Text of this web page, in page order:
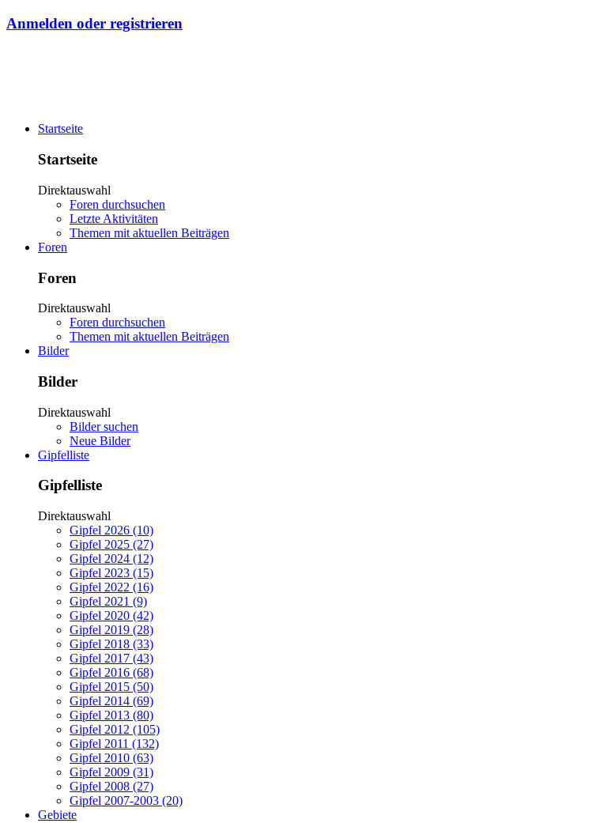
Anmelden oder registrieren
Startseite
Startseite
Direktauswahl
Foren durchsuchen
Letzte Aktivitäten
Themen mit aktuellen Beiträgen
Foren
Foren
Direktauswahl
Foren durchsuchen
Themen mit aktuellen Beiträgen
Bilder
Bilder
Direktauswahl
Bilder suchen
Neue Bilder
Gipfelliste
Gipfelliste
Direktauswahl
Gipfel 2026 (10)
Gipfel 2025 (27)
Gipfel 2024 (12)
Gipfel 2023 (15)
Gipfel 2022 (16)
Gipfel 2021 (9)
Gipfel 2020 (42)
Gipfel 2019 (28)
Gipfel 2018 (33)
Gipfel 2017 (43)
Gipfel 2016 (68)
Gipfel 2015 (50)
Gipfel 2014 (69)
Gipfel 2013 (80)
Gipfel 2012 (105)
Gipfel 2011 (132)
Gipfel 2010 (63)
Gipfel 2009 (31)
Gipfel 2008 (27)
Gipfel 2007-2003 (20)
Gebiete